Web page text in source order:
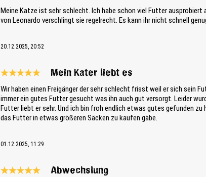
Meine Katze ist sehr schlecht. Ich habe schon viel Futter
von Leonardo verschlingt sie regelrecht. Es kann ihr nicht schnell
20.12.2025, 20:52
Mein Kater liebt es
Wir haben einen Freigänger der sehr schlecht frisst weil er sich sein
immer ein gutes Futter gesucht was ihn auch gut versorgt. Leider
Futter liebt er sehr. Und ich bin froh endlich etwas gutes gefunden zu
das Futter in etwas größeren Säcken zu kaufen gäbe.
01.12.2025, 11:29
Abwechslung